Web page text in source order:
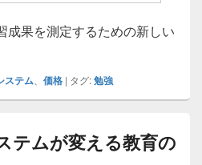
成果を測定するための新しい
ステム、 価格 | タグ:勉強
テムが変える教育の